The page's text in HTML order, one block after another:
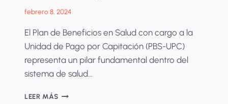
febrero 8, 2024
El Plan de Beneficios en Salud con cargo a la
Unidad de Pago por Capitación (PBS-UPC)
representa un pilar fundamental dentro del
sistema de salud…
LEER MÁSACTUALIZACIÓN